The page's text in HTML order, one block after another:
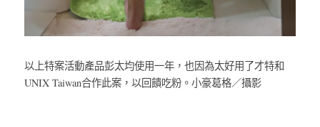
以上特案活動產品彭太均使用一年，也因為太好用了才特和
UNIX Taiwan合作此案，以回饋吃粉。小豪葛格／攝影